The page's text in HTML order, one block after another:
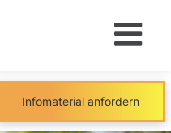
Infomaterial anfordern